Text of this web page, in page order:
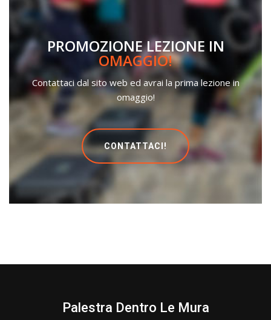
PROMOZIONE LEZIONE IN
OMAGGIO!
Contattaci dal sito web ed avrai la prima lezione in
omaggio!
CONTATTACI!
Palestra Dentro Le Mura